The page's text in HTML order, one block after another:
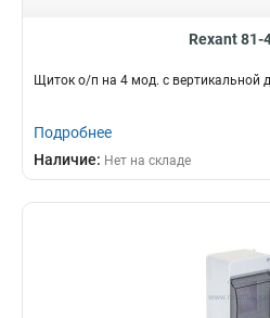
Rexant 81-
Щиток о/п на 4 мод. с вертикальной
Подробнее
Наличие: Нет на складе